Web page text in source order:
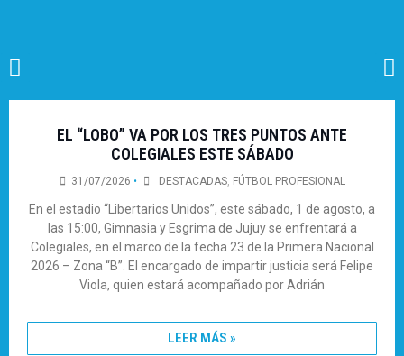
EL “LOBO” VA POR LOS TRES PUNTOS ANTE
COLEGIALES ESTE SÁBADO
31/07/2026 • DESTACADAS, FÚTBOL PROFESIONAL
En el estadio “Libertarios Unidos”, este sábado, 1 de agosto, a
las 15:00, Gimnasia y Esgrima de Jujuy se enfrentará a
Colegiales, en el marco de la fecha 23 de la Primera Nacional
2026 – Zona “B”. El encargado de impartir justicia será Felipe
Viola, quien estará acompañado por Adrián
LEER MÁS »